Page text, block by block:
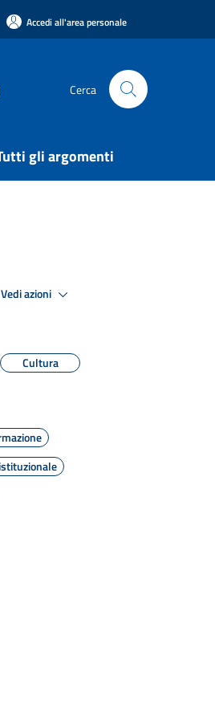
Accedi all'area personale
Cerca
gli argomenti
Vedi azioni
Cultura